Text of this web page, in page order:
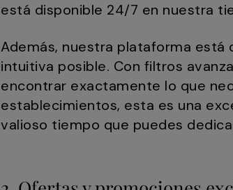
está disponible 24/7 en nuestra
Además, nuestra plataforma está
intuitiva posible. Con filtros
encontrar exactamente lo que
establecimientos, esta es una
valioso tiempo que puedes